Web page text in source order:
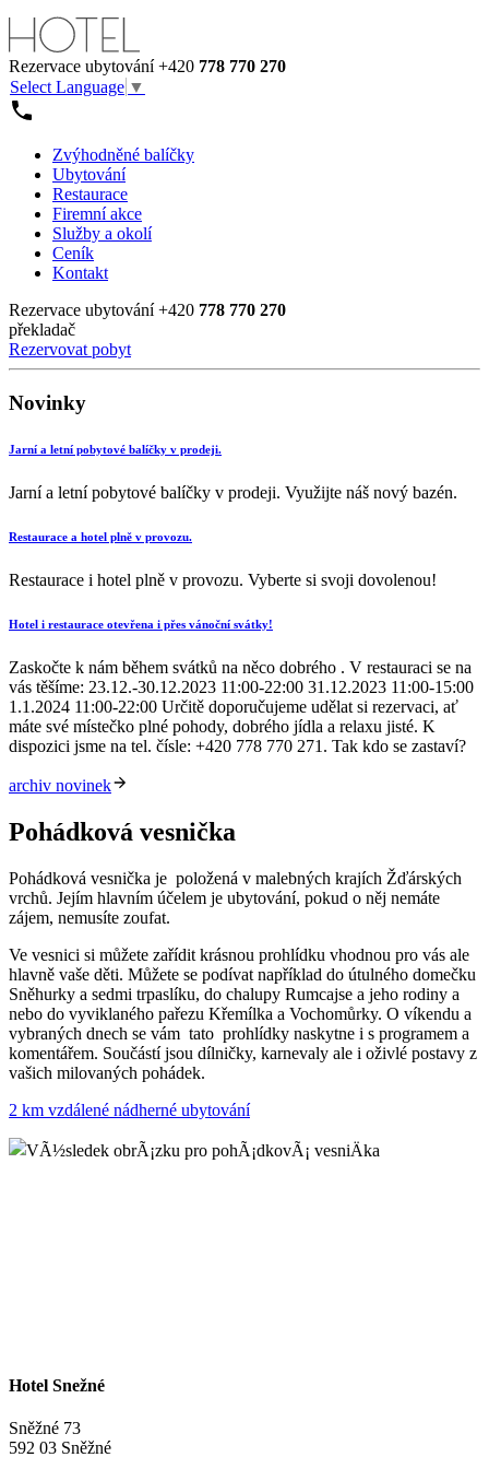
Rezervace ubytování+420 778 770 270
Select Language ▼
Zvýhodněné balíčky
Ubytování
Restaurace
Firemní akce
Služby a okolí
Ceník
Kontakt
Rezervace ubytování+420 778 770 270
překladač
Rezervovat pobyt
Novinky
Jarní a letní pobytové balíčky v prodeji.
Jarní a letní pobytové balíčky v prodeji. Využijte náš nový bazén.
Restaurace a hotel plně v provozu.
Restaurace i hotel plně v provozu. Vyberte si svoji dovolenou!
Hotel i restaurace otevřena i přes vánoční svátky!
Zaskočte k nám během svátků na něco dobrého . V restauraci se na
vás těšíme: 23.12.-30.12.2023 11:00-22:00 31.12.2023 11:00-15:00
1.1.2024 11:00-22:00 Určitě doporučujeme udělat si rezervaci, ať
máte své místečko plné pohody, dobrého jídla a relaxu jisté. K
dispozici jsme na tel. čísle: +420 778 770 271. Tak kdo se zastaví?
archiv novinek
Pohádková vesnička
Pohádková vesnička je položená v malebných krajích Žďárských
vrchů. Jejím hlavním účelem je ubytování, pokud o něj nemáte
zájem, nemusíte zoufat.
Ve vesnici si můžete zařídit krásnou prohlídku vhodnou pro vás ale
hlavně vaše děti. Můžete se podívat například do útulného domečku
Sněhurky a sedmi trpaslíku, do chalupy Rumcajse a jeho rodiny a
nebo do vyviklaného pařezu Křemílka a Vochomůrky. O víkendu a
vybraných dnech se vám tato prohlídky naskytne i s programem a
komentářem. Součástí jsou dílničky, karnevaly ale i oživlé postavy z
vašich milovaných pohádek.
2 km vzdálené nádherné ubytování
Hotel Snežné
Sněžné 73
592 03 Sněžné